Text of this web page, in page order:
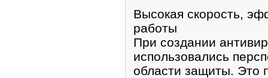
Высокая скорость,
работы
При создании
использовались
области защиты. Это